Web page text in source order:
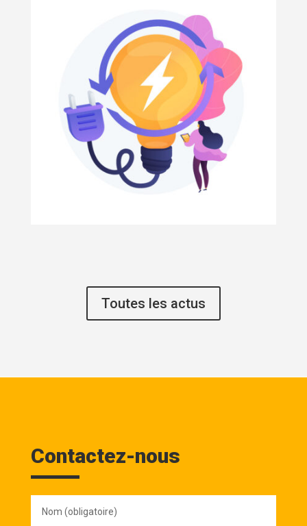
Toutes les actus
Contactez-nous
(obligatoire)